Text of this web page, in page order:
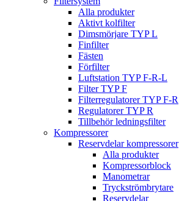
Alla produkter
Aktivt kolfilter
Dimsmörjare TYP L
Finfilter
Fästen
Förfilter
Luftstation TYP F-R-L
Filter TYP F
Filterregulatorer TYP F-R
Regulatorer TYP R
Tillbehör ledningsfilter
Kompressorer
Reservdelar kompressorer
Alla produkter
Kompressorblock
Manometrar
Tryckströmbrytare
Reservdelar